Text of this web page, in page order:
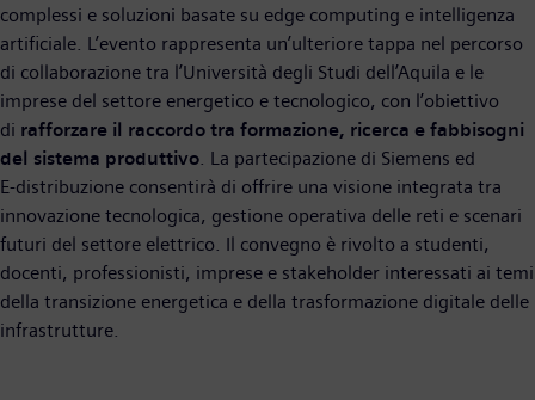
complessi e soluzioni basate su edge computing e intelligenza
artificiale. L’evento rappresenta un’ulteriore tappa nel percorso
di collaborazione tra l’Università degli Studi dell’Aquila e le
imprese del settore energetico e tecnologico, con l’obiettivo
di rafforzare il raccordo tra formazione, ricerca e fabbisogni
del sistema produttivo. La partecipazione di Siemens ed
E‑distribuzione consentirà di offrire una visione integrata tra
innovazione tecnologica, gestione operativa delle reti e scenari
futuri del settore elettrico. Il convegno è rivolto a studenti,
docenti, professionisti, imprese e stakeholder interessati ai temi
della transizione energetica e della trasformazione digitale delle
infrastrutture.